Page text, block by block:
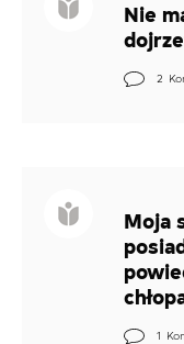
Nie
2
Moja
1